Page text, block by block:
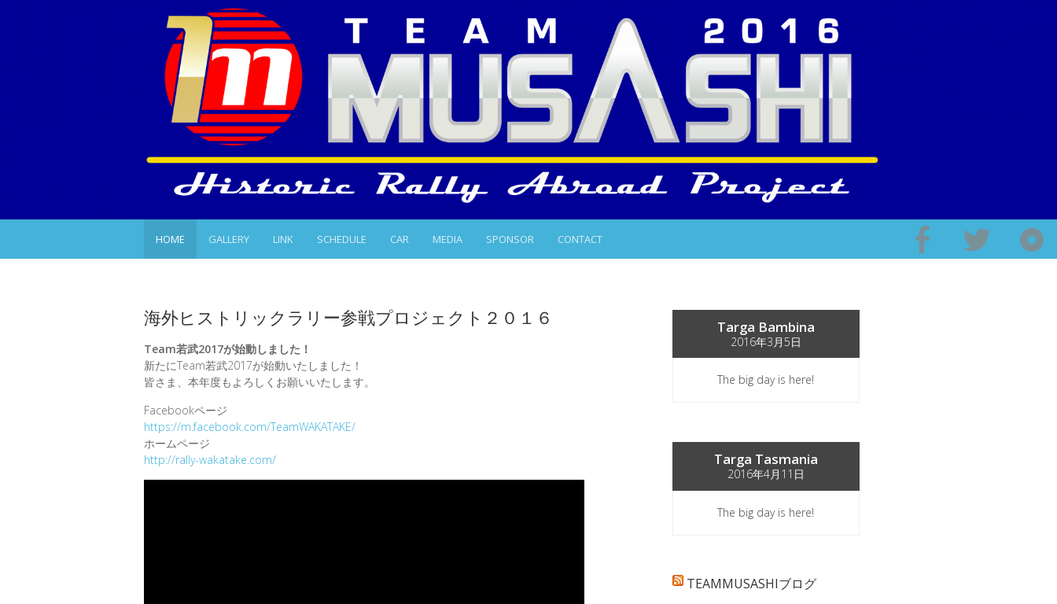
HOME GALLERY LINK SCHEDULE CAR MEDIA SPONSOR CONTACT
海外ヒストリックラリー参戦プロジェクト２０１６
Team若武2017が始動しました！
新たにTeam若武2017が始動いたしました！
皆さま、本年度もよろしくお願いいたします。
Facebookページ
https://m.facebook.com/TeamWAKATAKE/
ホームページ
http://rally-wakatake.com/
Targa Bambina
2016年3月5日
The big day is here!
Targa Tasmania
2016年4月11日
The big day is here!
TEAMMUSASHIブログ